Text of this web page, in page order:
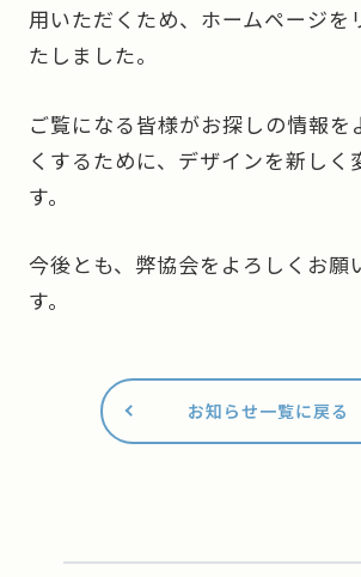
用いただくため、ホームページを
たしました。
ご覧になる皆様がお探しの情報を
くするために、デザインを新しく
す。
今後とも、弊協会をよろしくお願
す。
お知らせ一覧に戻る